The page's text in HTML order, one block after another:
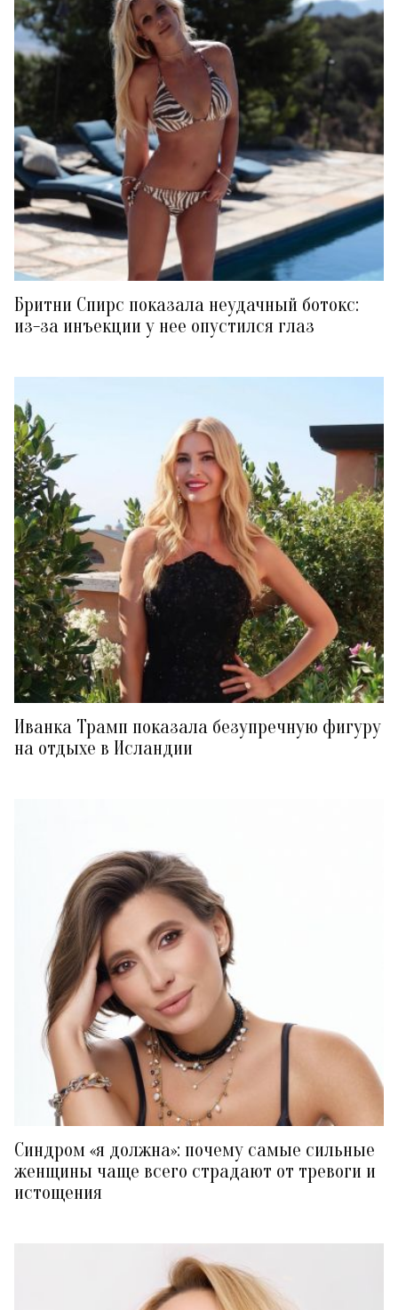
Бритни Спирс показала неудачный ботокс:
из-за инъекции у нее опустился глаз
Иванка Трамп показала безупречную фигуру
на отдыхе в Исландии
Синдром «я должна»: почему самые сильные
женщины чаще всего страдают от тревоги и
истощения